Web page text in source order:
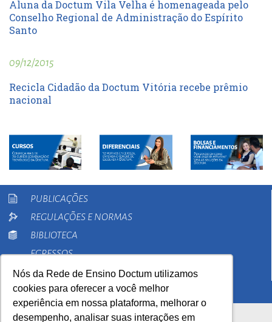
Nós da Rede de Ensino Doctum utilizamos
cookies para oferecer a você melhor
experiência em nossa plataforma, melhorar o
desempenho, analisar suas interações em
Aluna da Doctum Vila Velha é homenageada pelo
Conselho Regional de Administração do Espírito
Santo
09/12/2015
Recicla Cidadão da Doctum Vitória recebe prêmio
nacional
PUBLICAÇÕES
REGULAÇÕES E NORMAS
BIBLIOTECA
EGRESSOS
PESQUISA
EXTENSÃO